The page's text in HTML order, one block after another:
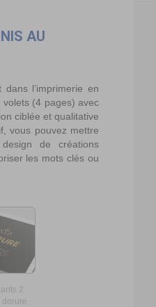
AU
l’imprimerie en
(4 pages) avec
ciblée et qualitative
vous pouvez mettre
de créations
les mots clés ou
2
dorure